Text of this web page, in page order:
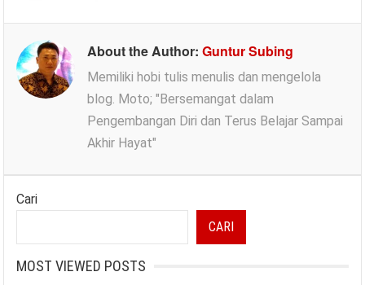
About the Author:Guntur Subing
Memiliki hobi tulis menulis dan mengelola
blog. Moto; "Bersemangat dalam
Pengembangan Diri dan Terus Belajar Sampai
Akhir Hayat"
Cari
CARI
MOST VIEWED POSTS